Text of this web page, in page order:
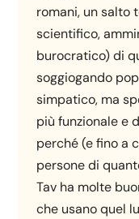
romani, un salto
scientifico,
burocratico) di
soggiogando
simpatico, ma
più funzionale e
perché (e fino a
persone di
Tav ha molte
che usano quel